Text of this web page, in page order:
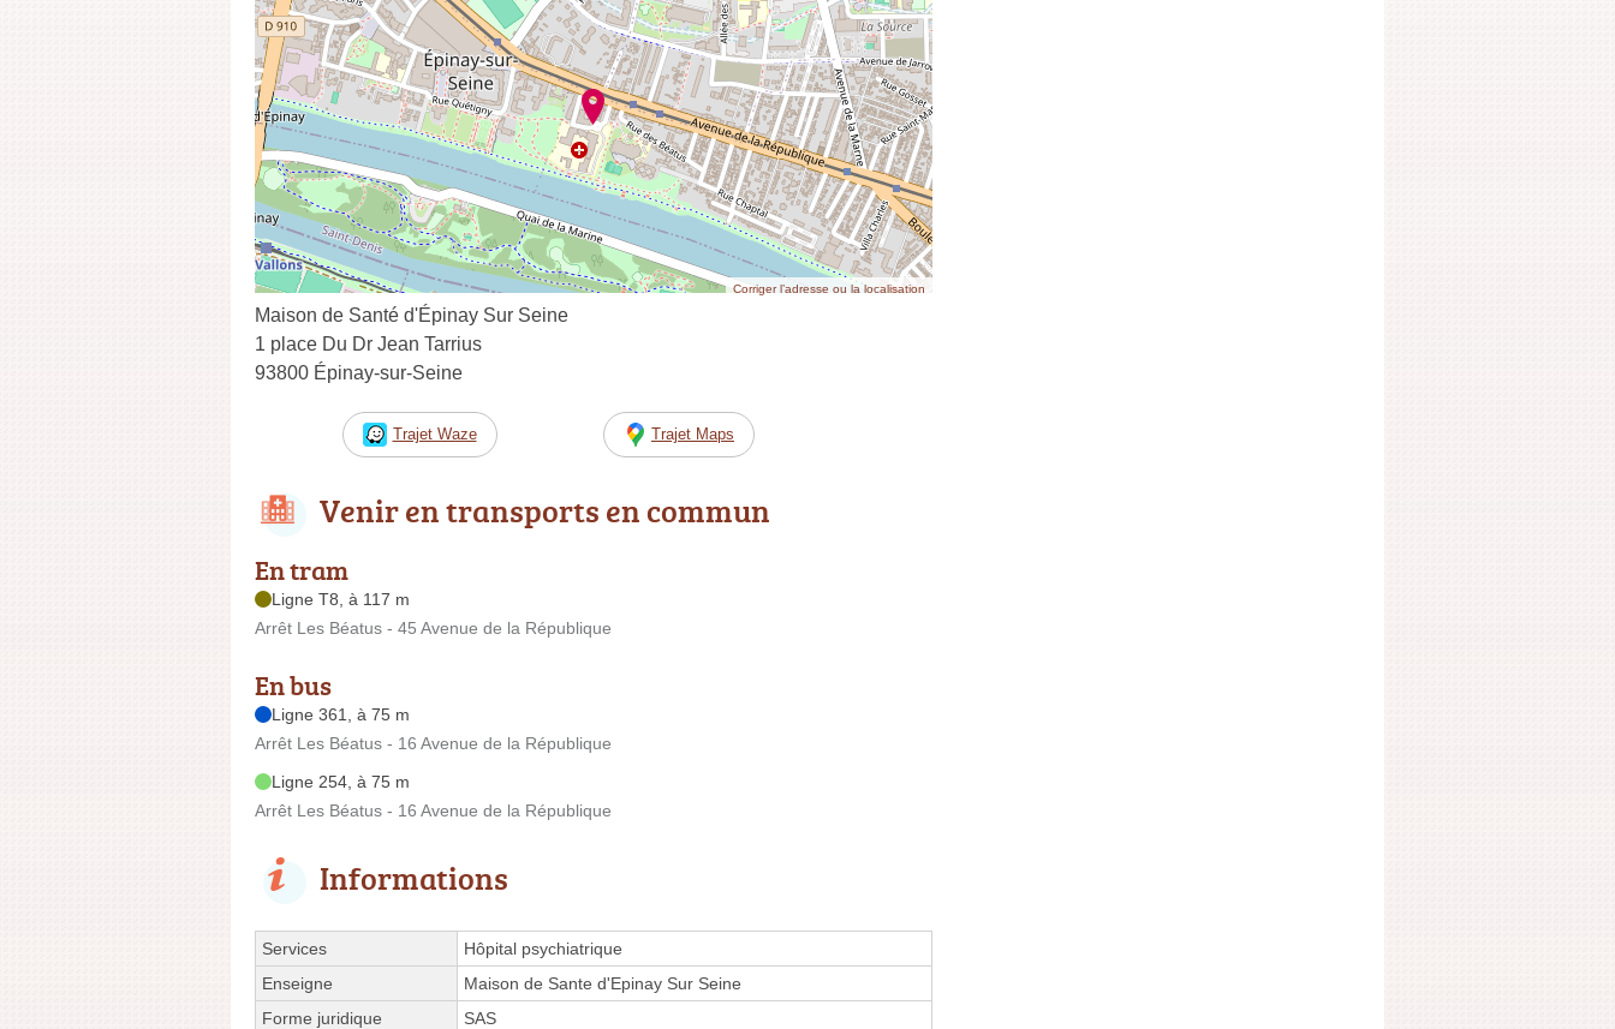
Corriger l’adresse ou la localisation
Maison de Santé d'Épinay Sur Seine
1 place Du Dr Jean Tarrius
93800 Épinay-sur-Seine
Trajet Waze Trajet Maps
Venir en transports en commun
En tram
Ligne T8, à 117 m
Arrêt Les Béatus - 45 Avenue de la République
En bus
Ligne 361, à 75 m
Arrêt Les Béatus - 16 Avenue de la République
Ligne 254, à 75 m
Arrêt Les Béatus - 16 Avenue de la République
Informations
Services
Hôpital psychiatrique
Enseigne
Maison de Sante d'Epinay Sur Seine
Forme juridique
SAS